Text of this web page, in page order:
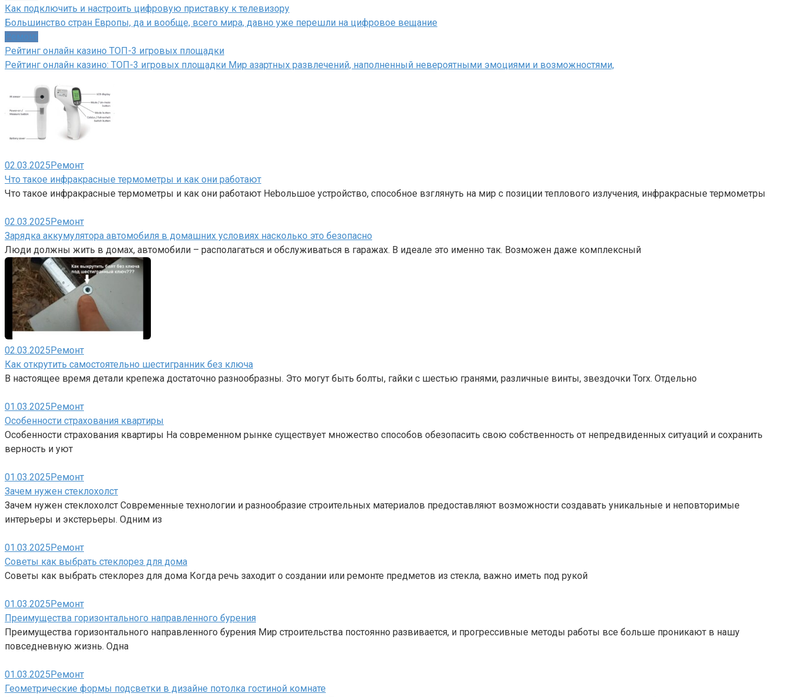
Как подключить и настроить цифровую приставку к телевизору
Большинство стран Европы, да и вообще, всего мира, давно уже перешли на цифровое вещание
Ремонт
Рейтинг онлайн казино ТОП-3 игровых площадки
Рейтинг онлайн казино: ТОП-3 игровых площадки Мир азартных развлечений, наполненный невероятными эмоциями и возможностями,
02.03.2025Ремонт
Что такое инфракрасные термометры и как они работают
Что такое инфракрасные термометры и как они работают Нebольшое устройство, способное взглянуть на мир с позиции теплового излучения, инфракрасные термометры
02.03.2025Ремонт
Зарядка аккумулятора автомобиля в домашних условиях насколько это безопасно
Люди должны жить в домах, автомобили – располагаться и обслуживаться в гаражах. В идеале это именно так. Возможен даже комплексный
02.03.2025Ремонт
Как открутить самостоятельно шестигранник без ключа
В настоящее время детали крепежа достаточно разнообразны. Это могут быть болты, гайки с шестью гранями, различные винты, звездочки Torx. Отдельно
01.03.2025Ремонт
Особенности страхования квартиры
Особенности страхования квартиры На современном рынке существует множество способов обезопасить свою собственность от непредвиденных ситуаций и сохранить
верность и уют
01.03.2025Ремонт
Зачем нужен стеклохолст
Зачем нужен стеклохолст Современные технологии и разнообразие строительных материалов предоставляют возможности создавать уникальные и неповторимые
интерьеры и экстерьеры. Одним из
01.03.2025Ремонт
Советы как выбрать стеклорез для дома
Советы как выбрать стеклорез для дома Когда речь заходит о создании или ремонте предметов из стекла, важно иметь под рукой
01.03.2025Ремонт
Преимущества горизонтального направленного бурения
Преимущества горизонтального направленного бурения Мир строительства постоянно развивается, и прогрессивные методы работы все больше проникают в нашу
повседневную жизнь. Одна
01.03.2025Ремонт
Геометрические формы подсветки в дизайне потолка гостиной комнате